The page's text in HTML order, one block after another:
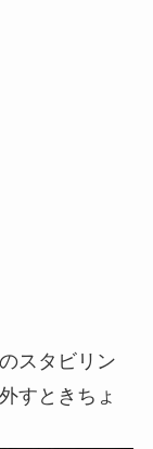
スタビリン
すときちょ